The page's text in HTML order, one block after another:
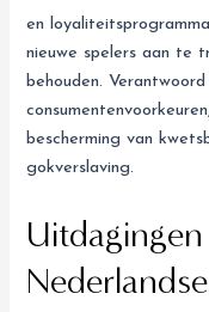
en
nieuwe spelers aan te
behouden.
bescherming van
gokverslaving.